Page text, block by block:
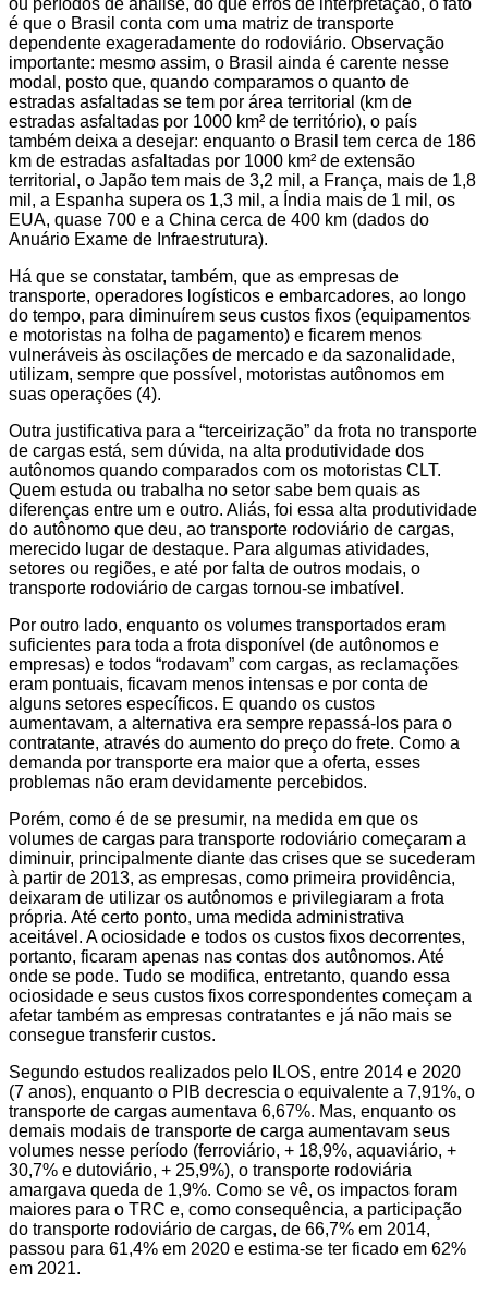
ou períodos de análise, do que erros de interpretação, o fato
é que o Brasil conta com uma matriz de transporte
dependente exageradamente do rodoviário. Observação
importante: mesmo assim, o Brasil ainda é carente nesse
modal, posto que, quando comparamos o quanto de
estradas asfaltadas se tem por área territorial (km de
estradas asfaltadas por 1000 km² de território), o país
também deixa a desejar: enquanto o Brasil tem cerca de 186
km de estradas asfaltadas por 1000 km² de extensão
territorial, o Japão tem mais de 3,2 mil, a França, mais de 1,8
mil, a Espanha supera os 1,3 mil, a Índia mais de 1 mil, os
EUA, quase 700 e a China cerca de 400 km (dados do
Anuário Exame de Infraestrutura).
Há que se constatar, também, que as empresas de
transporte, operadores logísticos e embarcadores, ao longo
do tempo, para diminuírem seus custos fixos (equipamentos
e motoristas na folha de pagamento) e ficarem menos
vulneráveis às oscilações de mercado e da sazonalidade,
utilizam, sempre que possível, motoristas autônomos em
suas operações (4).
Outra justificativa para a “terceirização” da frota no transporte
de cargas está, sem dúvida, na alta produtividade dos
autônomos quando comparados com os motoristas CLT.
Quem estuda ou trabalha no setor sabe bem quais as
diferenças entre um e outro. Aliás, foi essa alta produtividade
do autônomo que deu, ao transporte rodoviário de cargas,
merecido lugar de destaque. Para algumas atividades,
setores ou regiões, e até por falta de outros modais, o
transporte rodoviário de cargas tornou-se imbatível.
Por outro lado, enquanto os volumes transportados eram
suficientes para toda a frota disponível (de autônomos e
empresas) e todos “rodavam” com cargas, as reclamações
eram pontuais, ficavam menos intensas e por conta de
alguns setores específicos. E quando os custos
aumentavam, a alternativa era sempre repassá-los para o
contratante, através do aumento do preço do frete. Como a
demanda por transporte era maior que a oferta, esses
problemas não eram devidamente percebidos.
Porém, como é de se presumir, na medida em que os
volumes de cargas para transporte rodoviário começaram a
diminuir, principalmente diante das crises que se sucederam
à partir de 2013, as empresas, como primeira providência,
deixaram de utilizar os autônomos e privilegiaram a frota
própria. Até certo ponto, uma medida administrativa
aceitável. A ociosidade e todos os custos fixos decorrentes,
portanto, ficaram apenas nas contas dos autônomos. Até
onde se pode. Tudo se modifica, entretanto, quando essa
ociosidade e seus custos fixos correspondentes começam a
afetar também as empresas contratantes e já não mais se
consegue transferir custos.
Segundo estudos realizados pelo ILOS, entre 2014 e 2020
(7 anos), enquanto o PIB decrescia o equivalente a 7,91%, o
transporte de cargas aumentava 6,67%. Mas, enquanto os
demais modais de transporte de carga aumentavam seus
volumes nesse período (ferroviário, + 18,9%, aquaviário, +
30,7% e dutoviário, + 25,9%), o transporte rodoviária
amargava queda de 1,9%. Como se vê, os impactos foram
maiores para o TRC e, como consequência, a participação
do transporte rodoviário de cargas, de 66,7% em 2014,
passou para 61,4% em 2020 e estima-se ter ficado em 62%
em 2021.